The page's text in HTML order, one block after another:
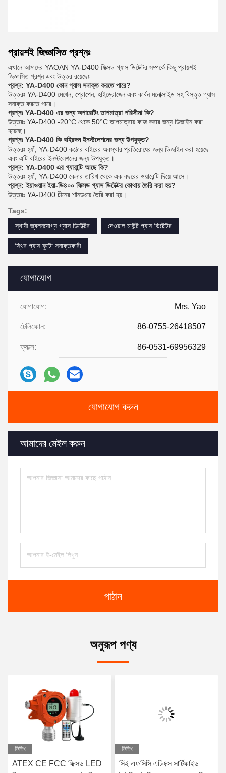
যোগাযোগ
যোগাযোগ: Mrs. Yao
টেলিফোন: 86-0755-26418507
ফ্যাক্স: 86-0531-69956329
যোগাযোগ করুন
আমাদের মেইল ​​করুন
পাঠান
প্রায়শই জিজ্ঞাসিত প্রশ্নঃ
এখানে আমাদের YAOAN YA-D400 ফিক্সড গ্যাস ডিটেক্টর সম্পর্কে কিছু প্রায়শই
জিজ্ঞাসিত প্রশ্ন এবং উত্তর রয়েছেঃ
প্রশ্ন: YA-D400 কোন গ্যাস সনাক্ত করতে পারে?
উত্তরঃ YA-D400 মেথেন, প্রোপেন, হাইড্রোজেন এবং কার্বন মনোক্সাইড সহ বিস্তৃত গ্যাস
সনাক্ত করতে পারে।
প্রশ্নঃ YA-D400 এর জন্য অপারেটিং তাপমাত্রা পরিসীমা কি?
উত্তরঃ YA-D400 -20°C থেকে 50°C তাপমাত্রায় কাজ করার জন্য ডিজাইন করা
হয়েছে।
প্রশ্নঃ YA-D400 কি বহিরঙ্গন ইনস্টলেশনের জন্য উপযুক্ত?
উত্তরঃ হ্যাঁ, YA-D400 কঠোর বাইরের অবস্থার প্রতিরোধের জন্য ডিজাইন করা হয়েছে
এবং এটি বাইরের ইনস্টলেশনের জন্য উপযুক্ত।
প্রশ্ন: YA-D400 এর গ্যারান্টি আছে কি?
উত্তরঃ হ্যাঁ, YA-D400 কেনার তারিখ থেকে এক বছরের ওয়ারেন্টি দিয়ে আসে।
প্রশ্ন: ইয়াওয়ান ইয়া-ডি৪০০ ফিক্সড গ্যাস ডিটেক্টর কোথায় তৈরি করা হয়?
উত্তরঃ YA-D400 চীনের শানডংয়ে তৈরি করা হয়।
Tags:
স্থায়ী জ্বলনযোগ্য গ্যাস ডিটেক্টর
দেওয়াল মাউন্ট গ্যাস ডিটেক্টর
স্থির গ্যাস ফুটো সনাক্তকারী
অনুরূপ পণ্য
ভিডিও
ATEX CE FCC ফিক্সড LED
ভিডিও
সিই এফসিসি এটিএক্স সার্টিফাইড